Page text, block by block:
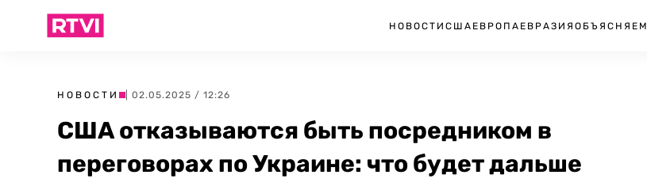
НОВОСТИ США ЕВРОПА ЕВРАЗИЯ ОБЪЯСНЯЕМ
НОВОСТИ | 02.05.2025 / 12:26
США отказываются быть посредником в
переговорах по Украине: что будет дальше